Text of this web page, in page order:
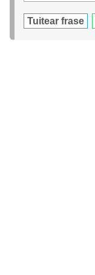
Tuitear frase